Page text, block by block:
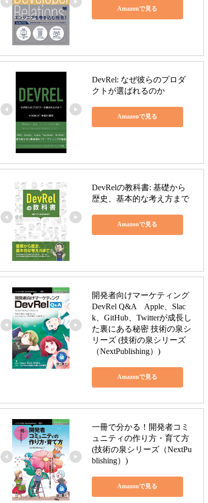
Amazonで見る
DevRel: なぜ彼らのプロダ
クトが選ばれるのか
Amazonで見る
DevRelの教科書: 基礎から
歴史、基本的な考え方まで
Amazonで見る
開発者向けマーケティング
DevRel Q&A　Apple、Slac
k、GitHub、Twitterが成長し
た裏にある秘密 技術の泉シ
リーズ (技術の泉シリーズ
（NextPublishing）)
Amazonで見る
一冊で分かる！開発者コミ
ュニティの作り方・育て方
(技術の泉シリーズ（NextPu
blishing）)
Amazonで見る